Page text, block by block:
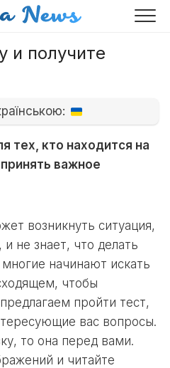
и получите
тех, кто находится на
важное
возникнуть ситуация,
не знает, что делать
начинают искать
чтобы
пройти тест,
вас вопросы.
то она перед вами.
и читайте